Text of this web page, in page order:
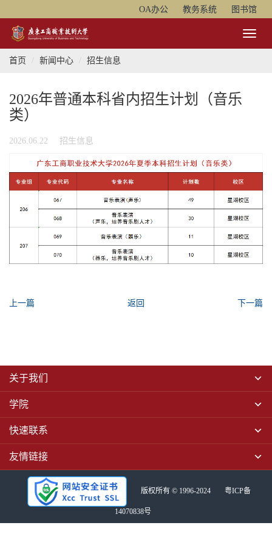
OA办公 教务系统 图书馆
Toggle
首页
新闻中心 招生信息
2026年普通本科省内招生计划（音乐
类）
2026.06.22 招生信息
上一篇 返回 下一篇
关于我们
学院
快速联系
友情链接
版权所有 © 1996-2024 粤ICP备
14070838号